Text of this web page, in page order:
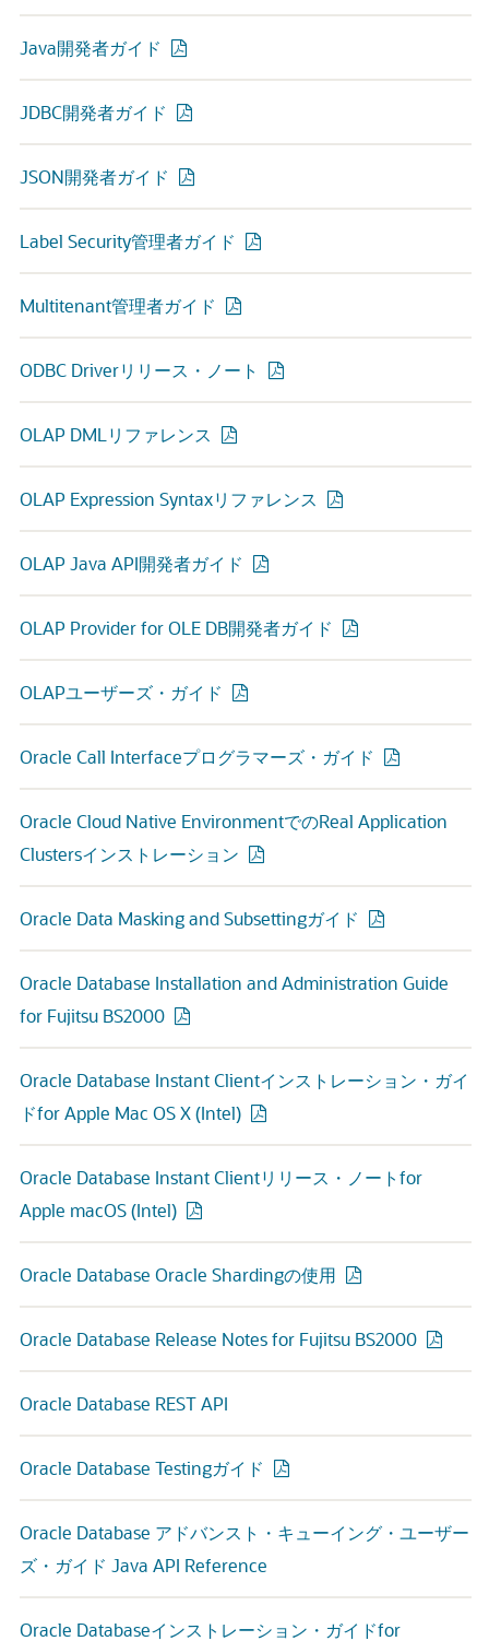
Java開発者ガイド
JDBC開発者ガイド
JSON開発者ガイド
Label Security管理者ガイド
Multitenant管理者ガイド
ODBC Driverリリース・ノート
OLAP DMLリファレンス
OLAP Expression Syntaxリファレンス
OLAP Java API開発者ガイド
OLAP Provider for OLE DB開発者ガイド
OLAPユーザーズ・ガイド
Oracle Call Interfaceプログラマーズ・ガイド
Oracle Cloud Native EnvironmentでのReal Application
Clustersインストレーション
Oracle Data Masking and Subsettingガイド
Oracle Database Installation and Administration Guide
for Fujitsu BS2000
Oracle Database Instant Clientインストレーション・ガイ
ドfor Apple Mac OS X (Intel)
Oracle Database Instant Clientリリース・ノートfor
Apple macOS (Intel)
Oracle Database Oracle Shardingの使用
Oracle Database Release Notes for Fujitsu BS2000
Oracle Database REST API
Oracle Database Testingガイド
Oracle Database アドバンスト・キューイング・ユーザー
ズ・ガイド Java API Reference
Oracle Databaseインストレーション・ガイドfor